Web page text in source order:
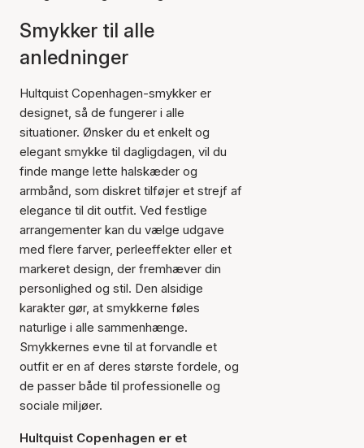
Smykker til alle
anledninger
Hultquist Copenhagen-smykker er
designet, så de fungerer i alle
situationer. Ønsker du et enkelt og
elegant smykke til dagligdagen, vil du
finde mange lette halskæder og
armbånd, som diskret tilføjer et strejf af
elegance til dit outfit. Ved festlige
arrangementer kan du vælge udgave
med flere farver, perleeffekter eller et
markeret design, der fremhæver din
personlighed og stil. Den alsidige
karakter gør, at smykkerne føles
naturlige i alle sammenhænge.
Smykkernes evne til at forvandle et
outfit er en af deres største fordele, og
de passer både til professionelle og
sociale miljøer.
Hultquist Copenhagen er et